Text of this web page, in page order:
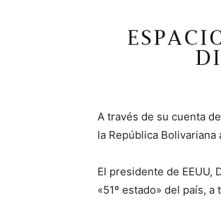
A través de su cuenta
la República
El presidente de EEUU,
«51º estado» del país,